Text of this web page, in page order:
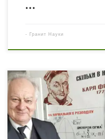
…
- Гранит Науки
Сегодня давнему другу
Ивану Леонидовичу
Доктор физико-
Школы переменных звёзд
занимается